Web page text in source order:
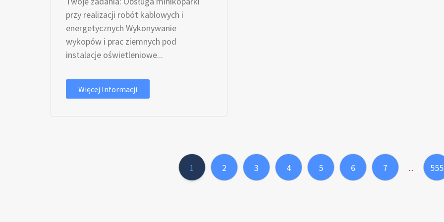
przy realizacji robót kablowych i
energetycznych Wykonywanie
wykopów i prac ziemnych pod
instalacje oświetleniowe...
Więcej Informacji
1 2 3 4 5 6 7 ... 555